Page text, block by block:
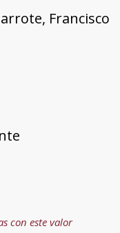
Francisco
con este valor